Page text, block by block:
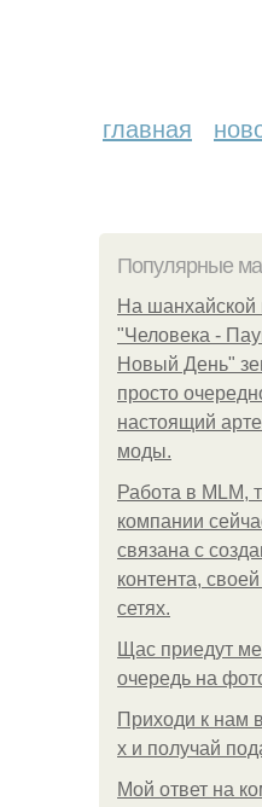
главная
Популярные
На шанхайской
"Человека -
Новый День"
просто
настоящий
моды.
Работа в MLM,
компании
связана с
контента,
сетях.
Щас приедут
очередь на
Приходи к нам
х и получай
Мой ответ на